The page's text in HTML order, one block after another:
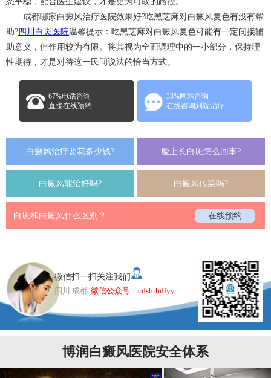
成都哪家白癜风治疗医院效果好?吃黑芝麻对白癜风复色有没有帮
助?四川白斑医院温馨提示：吃黑芝麻对白癜风复色可能有一定间接辅
助意义，但作用较为有限。将其视为全面调理中的一小部分，保持理
性期待，才是对待这一民间说法的恰当方式。
67%电话咨询
直接在线预约
33%网站咨询
在线咨询到院治疗
白癜风治疗要花多少钱? 脸上长白斑怎么回事?
白癜风能治好吗? 白癜风传染吗?
白斑和白癜风什么区别？ 在线预约
微信扫一扫关注我们
四川 成都 微信公众号：cdsbrbdfyy
博润白癜风医院安全体系